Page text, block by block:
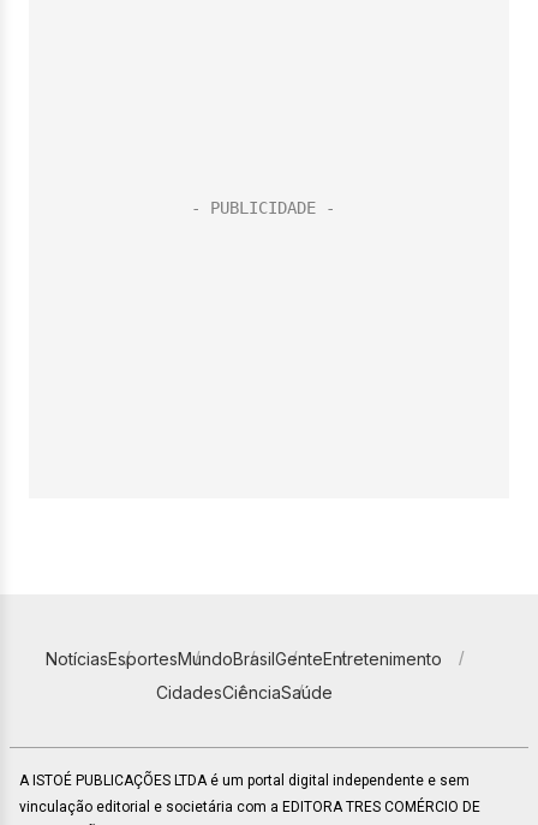
NotíciasEsportesMundoBrasilGenteEntretenimento
CidadesCiênciaSaúde
A ISTOÉ PUBLICAÇÕES LTDA é um portal digital independente e sem
vinculação editorial e societária com a EDITORA TRES COMÉRCIO DE